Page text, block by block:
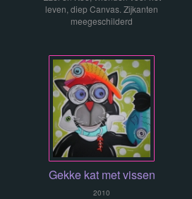
leven, diep Canvas. Zijkanten
meegeschilderd
Gekke kat met vissen
2010